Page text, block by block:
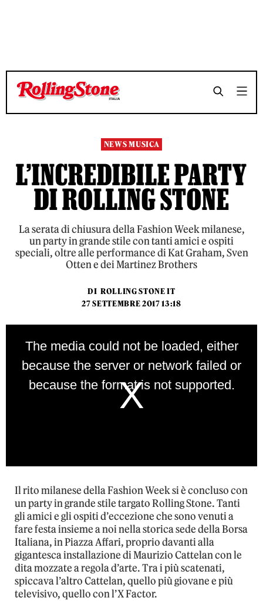
TEMPO DI LETTURA 6 MINUTI SHARE
TEMPO DI LETTURA 6 MINUTI SHARE
NEWS MUSICA
L’INCREDIBILE PARTY
DI ROLLING STONE
La serata di chiusura della Fashion Week milanese,
un party in grande stile con tanti amici e ospiti
speciali, oltre alle performance di Kat Graham, Sven
Otten e dei Martinez Brothers
DI ROLLING STONE IT
27 SETTEMBRE 2017 13:18
window.
The media could not be loaded, either
because the server or network failed or
because the format is not supported.
Il rito milanese della Fashion Week si è concluso con
un party in grande stile targato Rolling Stone. Tanti
gli amici e gli ospiti d’eccezione che sono venuti a
fare festa insieme a noi nella storica sede della Borsa
Italiana, in Piazza Affari, proprio davanti alla
gigantesca installazione di Maurizio Cattelan con le
dita mozzate a regola d’arte. Tra i più scatenati,
spiccava l’altro Cattelan, quello più giovane e più
televisivo, quello con l’X Factor.